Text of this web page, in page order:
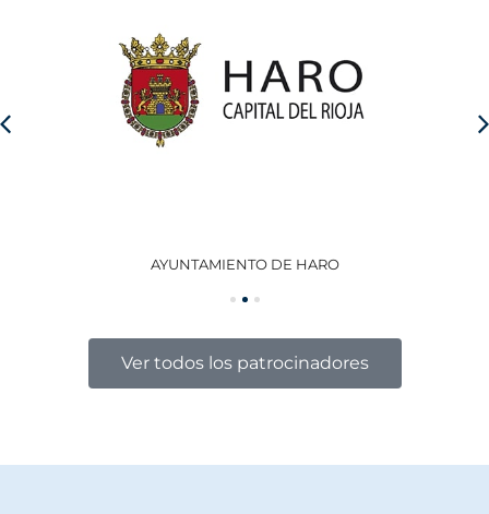
AYUNTAMIENTO DE HARO
Ver todos los patrocinadores